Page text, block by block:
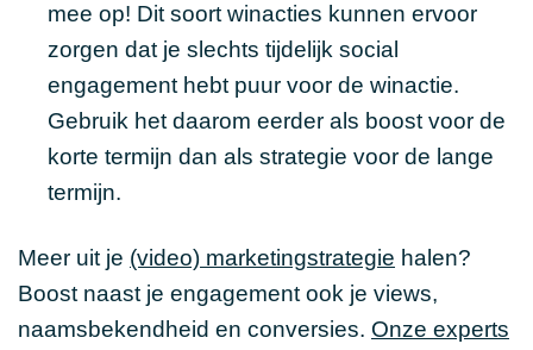
mee op! Dit soort winacties kunnen ervoor
zorgen dat je slechts tijdelijk social
engagement hebt puur voor de winactie.
Gebruik het daarom eerder als boost voor de
korte termijn dan als strategie voor de lange
termijn.
Meer uit je (video) marketingstrategie halen?
Boost naast je engagement ook je views,
naamsbekendheid en conversies. Onze experts